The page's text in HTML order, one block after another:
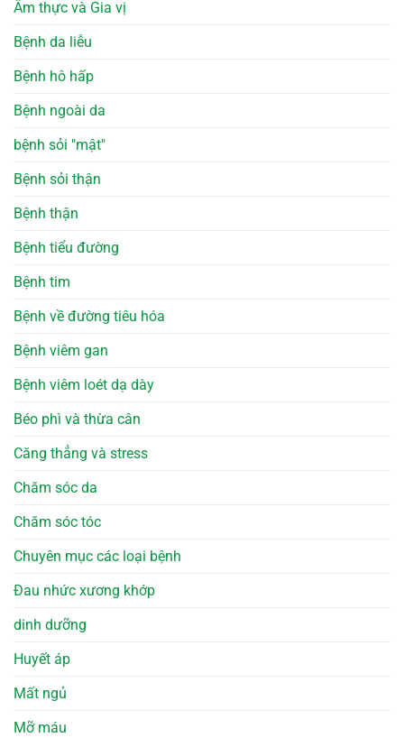
Ẩm thực và Gia vị
Bệnh da liễu
Bệnh hô hấp
Bệnh ngoài da
bệnh sỏi "mật"
Bệnh sỏi thận
Bệnh thận
Bệnh tiểu đường
Bệnh tim
Bệnh về đường tiêu hóa
Bệnh viêm gan
Bệnh viêm loét dạ dày
Béo phì và thừa cân
Căng thẳng và stress
Chăm sóc da
Chăm sóc tóc
Chuyên mục các loại bệnh
Đau nhức xương khớp
dinh dưỡng
Huyết áp
Mất ngủ
Mỡ máu